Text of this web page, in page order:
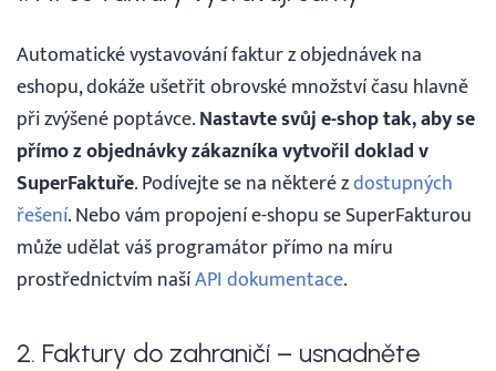
Automatické vystavování faktur z objednávek na
eshopu, dokáže ušetřit obrovské množství času hlavně
při zvýšené poptávce.Nastavte svůj e-shop tak, aby se
přímo z objednávky zákazníka vytvořil doklad v
SuperFaktuře. Podívejte se na některé zdostupných
řešení. Nebo vám propojení e-shopu se SuperFakturou
může udělat váš programátor přímo na míru
prostřednictvím našíAPI dokumentace.
2. Faktury do zahraničí – usnadněte